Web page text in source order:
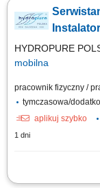
HYDROPURE
mobilna
pracownik fizyczny /
tymczasowa/
aplikuj szybko
1 dni
Zakres obowiązków: